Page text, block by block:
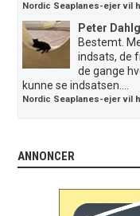
Nordic Seaplanes-ejer vil
Peter
Bestemt.
indsats, de
de gange
kunne se indsatsen....
Nordic Seaplanes-ejer vil
ANNONCER